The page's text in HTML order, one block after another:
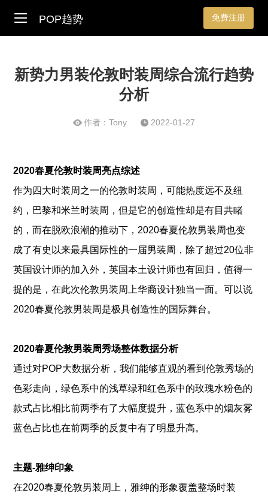
POP趋势 免费注册
新势力男装伦敦时装周综合流行趋势
分析
作者：Tony 2022-01-27
2020春夏伦敦时装周亮点综述
作为四大时装周之一的伦敦时装周，可能热度远不及纽
约，巴黎和米兰时装周，但是它的创造性却是有目共睹
的，而在脱欧浪潮的推动下，2020春夏伦敦男装周也变
成了有史以来最具国际性的一届男装周，除了超过20位非
英国设计师的加入外，英国本土设计师也有回归，值得一
提的是，在此次伦敦男装周上华裔设计独当一面。可以说
2020春夏伦敦男装周是极具创造性的国际舞台。
2020春夏伦敦男装周秀场整体数据分析
通过对POP大数据分析，我们能够直观的看到伦敦秀场的
色彩走向，绿色系中的浅草绿和红色系中的玫瑰水粉色的
款式占比相比前两季有了大幅度提升，蓝色系中的烟灰雾
蓝色占比也在前两季的反复中有了明显升高。
主题-雅绅印象
在2020春夏伦敦男装周上，雅绅的形象覆盖整场时装